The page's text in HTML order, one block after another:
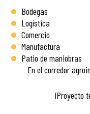
Bodegas
Logística
Comercio
Manufactura
Patio de maniobras
En el corredor
¡Proyecto